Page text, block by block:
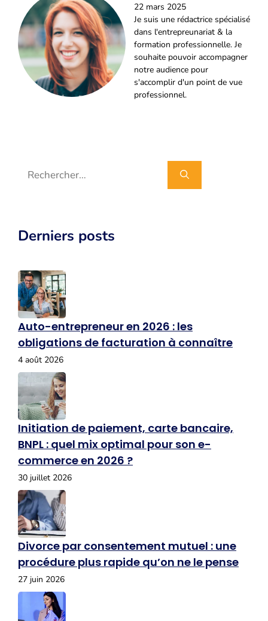
22 mars 2025
Je suis une rédactrice spécialisé
dans l'entrepreunariat & la
formation professionnelle. Je
souhaite pouvoir accompagner
notre audience pour
s'accomplir d'un point de vue
professionnel.
Rechercher :
Derniers posts
Auto-entrepreneur en 2026 : les
obligations de facturation à connaître
4 août 2026
Initiation de paiement, carte bancaire,
BNPL : quel mix optimal pour son e-
commerce en 2026 ?
30 juillet 2026
Divorce par consentement mutuel : une
procédure plus rapide qu’on ne le pense
27 juin 2026